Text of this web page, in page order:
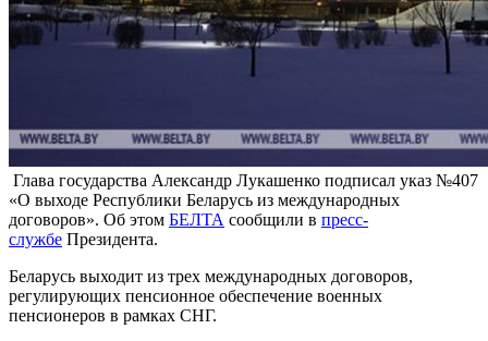
Глава государства Александр Лукашенко подписал указ №407
«О выходе Республики Беларусь из международных
договоров». Об этом БЕЛТА сообщили в пресс-
службе Президента.
Беларусь выходит из трех международных договоров,
регулирующих пенсионное обеспечение военных
пенсионеров в рамках СНГ.